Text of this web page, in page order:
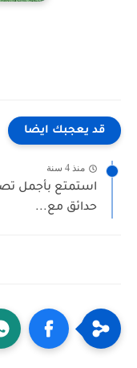
قد يعجبك ايضا
منذ 4 سنة
استمتع بأجمل
حدائق مع...